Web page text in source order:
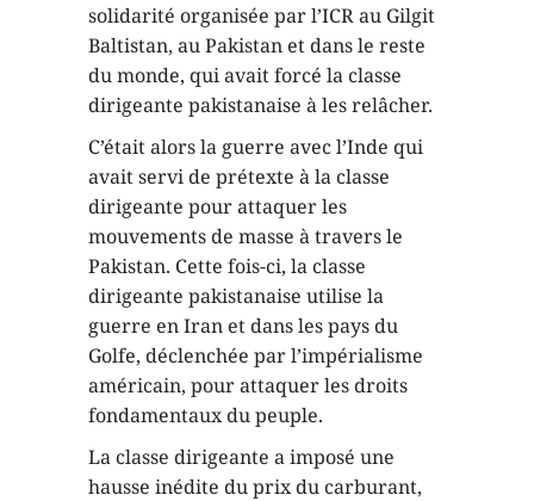
solidarité organisée par l’ICR au Gilgit
Baltistan, au Pakistan et dans le reste
du monde, qui avait forcé la classe
dirigeante pakistanaise à les relâcher.
C’était alors la guerre avec l’Inde qui
avait servi de prétexte à la classe
dirigeante pour attaquer les
mouvements de masse à travers le
Pakistan. Cette fois-ci, la classe
dirigeante pakistanaise utilise la
guerre en Iran et dans les pays du
Golfe, déclenchée par l’impérialisme
américain, pour attaquer les droits
fondamentaux du peuple.
La classe dirigeante a imposé une
hausse inédite du prix du carburant,